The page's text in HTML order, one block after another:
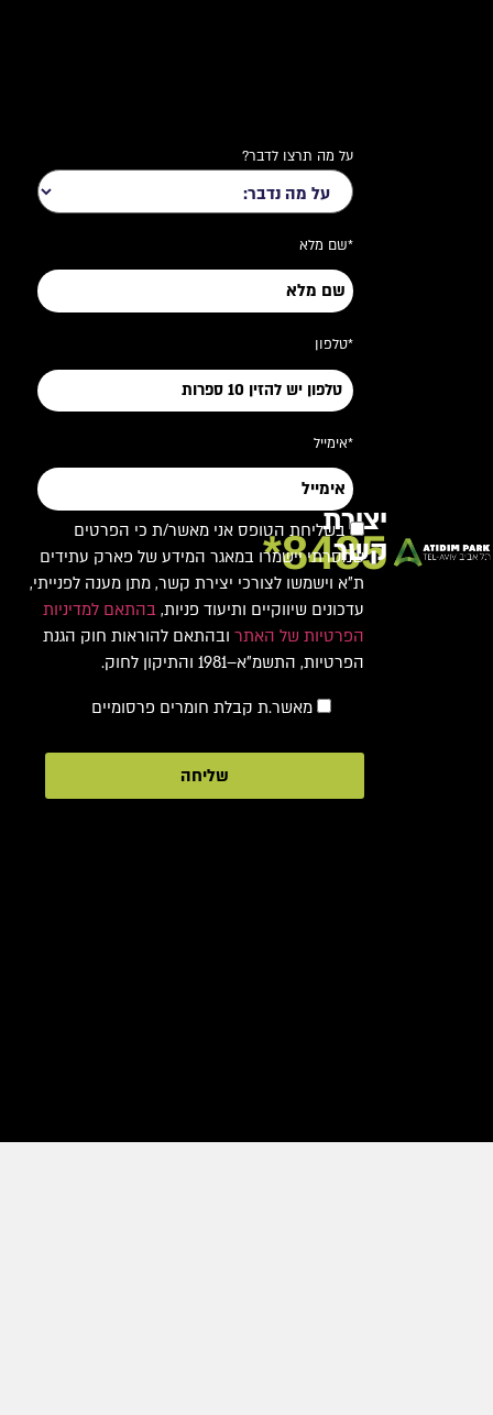
8485*
יצירת
קשר
על מה תרצו לדבר?
*שם מלא
*טלפון
*אימייל
בשליחת הטופס אני מאשר/ת כי הפרטים
שמסרתי יישמרו במאגר המידע של פארק עתידים
ת"א וישמשו לצורכי יצירת קשר, מתן מענה לפנייתי,
עדכונים שיווקיים ותיעוד פניות, בהתאם למדיניות
הפרטיות של האתרובהתאם להוראות חוק הגנת
הפרטיות, התשמ"א–1981 והתיקון לחוק.
מאשר.ת קבלת חומרים פרסומיים
שליחה